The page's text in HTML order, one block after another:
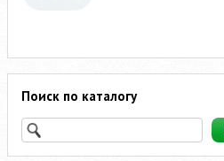
Поиск по каталогу